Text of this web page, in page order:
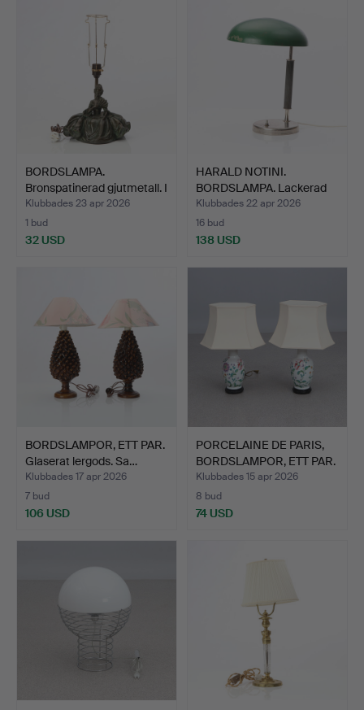
BORDSLAMPA.
Bronspatinerad gjutmetall. I
f…
Klubbades 23 apr 2026
1 bud
32 USD
HARALD NOTINI.
BORDSLAMPA. Lackerad
och fö…
Klubbades 22 apr 2026
16 bud
138 USD
BORDSLAMPOR, ETT PAR.
Glaserat lergods. Sa…
Klubbades 17 apr 2026
7 bud
106 USD
PORCELAINE DE PARIS,
BORDSLAMPOR, ETT PAR.
…
Klubbades 15 apr 2026
8 bud
74 USD